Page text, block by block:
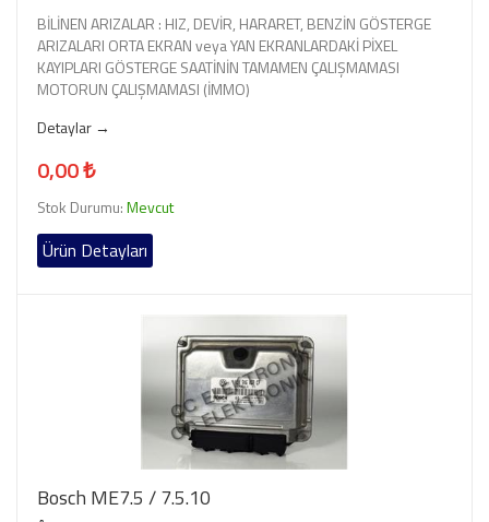
BİLİNEN ARIZALAR : HIZ, DEVİR, HARARET, BENZİN GÖSTERGE
ARIZALARI ORTA EKRAN veya YAN EKRANLARDAKİ PİXEL
KAYIPLARI GÖSTERGE SAATİNİN TAMAMEN ÇALIŞMAMASI
MOTORUN ÇALIŞMAMASI (İMMO)
Detaylar →
0,00 ₺
Stok Durumu:Mevcut
Ürün Detayları
Bosch ME7.5 / 7.5.10